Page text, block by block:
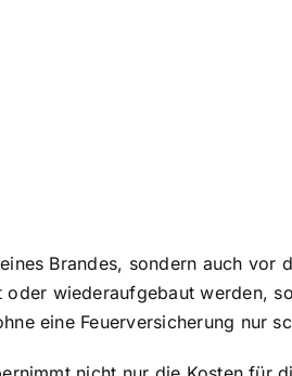
Brandes, sondern auch vor
wiederaufgebaut werden,
eine Feuerversicherung nur